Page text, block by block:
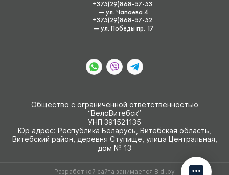
+375(29)868-57-53
— ул. Чапаева 4
+375(29)868-57-52
— ул. Победы пр. 17
Общество с ограниченной ответственностью
“ВелоВитебск”
УНП 391521135
Юр адрес: Республика Беларусь, Витебская область,
Витебский район, деревня Ступище, улица Центральная,
дом № 13
Разработкой сайта занимается Bidi.by